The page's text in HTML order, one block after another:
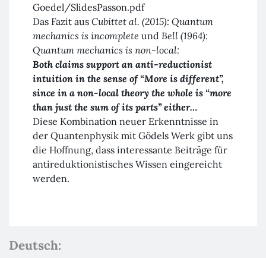
Goedel/SlidesPasson.pdf
Das Fazit aus Cubittet al. (2015): Quantum
mechanics is incomplete und Bell (1964):
Quantum mechanics is non-local:
Both claims support an anti-reductionist
intuition in the sense of “More is different”,
since in a non-local theory the whole is “more
than just the sum of its parts” either…
Diese Kombination neuer Erkenntnisse in
der Quantenphysik mit Gödels Werk gibt uns
die Hoffnung, dass interessante Beiträge für
antireduktionistisches Wissen eingereicht
werden.
Deutsch: